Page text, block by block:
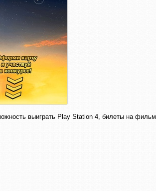
выиграть Play Station 4, билеты на фильм